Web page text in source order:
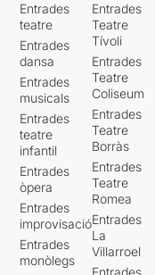
Entrades
teatre
Entrades
dansa
Entrades
musicals
Entrades
teatre
infantil
Entrades
òpera
Entrades
improvisació
Entrades
monòlegs
Entrades
Teatre
Tívoli
Entrades
Teatre
Coliseum
Entrades
Teatre
Borràs
Entrades
Teatre
Romea
Entrades
La
Villarroel
Entrades